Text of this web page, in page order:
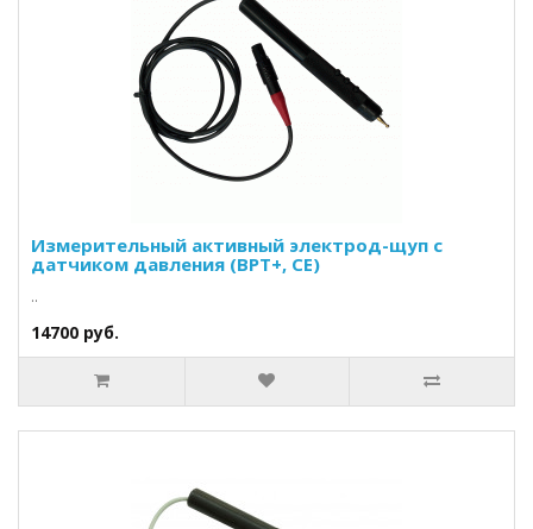
Измерительный активный электрод-щуп с
датчиком давления (ВРТ+, CE)
..
14700 руб.